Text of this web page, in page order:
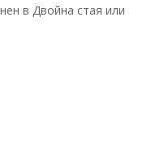
в Двойна стая или